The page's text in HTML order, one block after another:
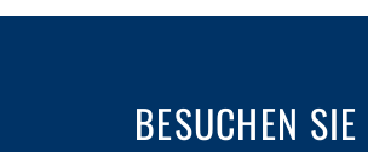
BESUCHEN